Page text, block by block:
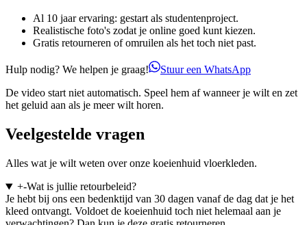
Al 10 jaar ervaring: gestart als studentenproject.
Realistische foto's zodat je online goed kunt kiezen.
Gratis retourneren of omruilen als het toch niet past.
Hulp nodig? We helpen je graag!
Stuur een WhatsApp
De video start niet automatisch. Speel hem af wanneer je wilt en zet
het geluid aan als je meer wilt horen.
Veelgestelde vragen
Alles wat je wilt weten over onze koeienhuid vloerkleden.
+-Wat is jullie retourbeleid?
Je hebt bij ons een bedenktijd van 30 dagen vanaf de dag dat je het
kleed ontvangt. Voldoet de koeienhuid toch niet helemaal aan je